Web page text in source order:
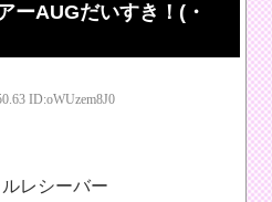
ーAUGだいすき！(・
ID:oWUzem8J0
レシーバー